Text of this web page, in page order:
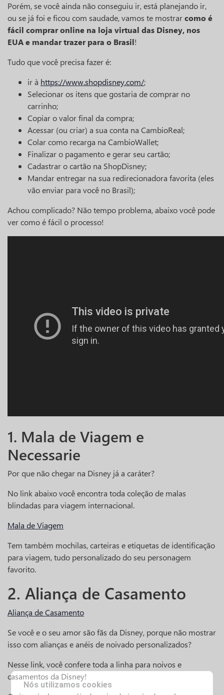
Porém, se você ainda não conseguiu ir, está planejando ir,
ou se já foi e ficou com saudade, vamos te mostrarcomo é
fácil comprar online na loja virtual das Disney, nos
EUA e mandar trazer para o Brasil!
Tudo que você precisa fazer é:
ir à https://www.shopdisney.com/;
Selecionar os itens que gostaria de comprar no
carrinho;
Copiar o valor final da compra;
Acessar (ou criar) a sua conta na CambioReal;
Colar como recarga na CambioWallet;
Finalizar o pagamento e gerar seu cartão;
Cadastrar o cartão na ShopDisney;
Mandar entregar na sua redirecionadora favorita (eles
vão enviar para você no Brasil);
Achou complicado? Não tempo problema, abaixo você pode
ver como é fácil o processo!
1. Mala de Viagem e
Necessarie
Por que não chegar na Disney já a caráter?
No link abaixo você encontra toda coleção de malas
blindadas para viagem internacional.
Mala de Viagem
Tem também mochilas, carteiras e etiquetas de identificação
para viagem, tudo personalizado do seu personagem
favorito.
2. Aliança de Casamento
Aliança de Casamento
Se você e o seu amor são fãs da Disney, porque não mostrar
isso com alianças e anéis de noivado personalizados?
Nesse link, você confere toda a linha para noivos e
casamentos da Disney!
Nós utilizamos cookies